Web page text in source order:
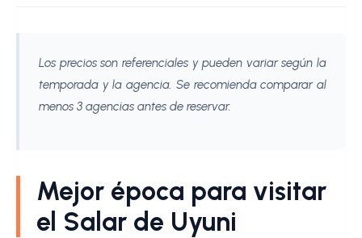
Los precios son referenciales y pueden variar según la
temporada y la agencia. Se recomienda comparar al
menos 3 agencias antes de reservar.
Mejor época para visitar
el Salar de Uyuni